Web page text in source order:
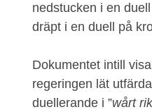
nedstucken i en
dräpt i en duell på
Dokumentet intill
regeringen lät
duellerande i ”wårt